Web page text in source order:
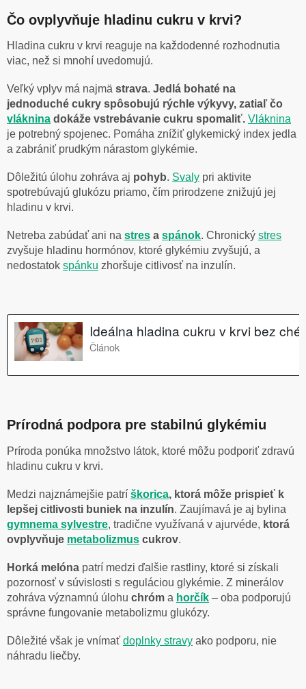
Čo ovplyvňuje hladinu cukru v krvi?
Hladina cukru v krvi reaguje na každodenné rozhodnutia
viac, než si mnohí uvedomujú.
Veľký vplyv má najmä strava. Jedlá bohaté na
jednoduché cukry spôsobujú rýchle výkyvy, zatiaľ čo
vláknina dokáže vstrebávanie cukru spomaliť. Vláknina
je potrebný spojenec. Pomáha znížiť glykemický index jedla
a zabrániť prudkým nárastom glykémie.
Dôležitú úlohu zohráva aj pohyb. Svaly pri aktivite
spotrebúvajú glukózu priamo, čím prirodzene znižujú jej
hladinu v krvi.
Netreba zabúdať ani na stres a spánok. Chronický stres
zvyšuje hladinu hormónov, ktoré glykémiu zvyšujú, a
nedostatok spánku zhoršuje citlivosť na inzulín.
Prírodná podpora pre stabilnú glykémiu
Príroda ponúka množstvo látok, ktoré môžu podporiť zdravú
hladinu cukru v krvi.
Medzi najznámejšie patrí škorica, ktorá môže prispieť k
lepšej citlivosti buniek na inzulín. Zaujímavá je aj bylina
gymnema sylvestre, tradične využívaná v ajurvéde, ktorá
ovplyvňuje metabolizmus cukrov.
Horká melóna patrí medzi ďalšie rastliny, ktoré si získali
pozornosť v súvislosti s reguláciou glykémie. Z minerálov
zohráva významnú úlohu chróm a horčík – oba podporujú
správne fungovanie metabolizmu glukózy.
Dôležité však je vnímať doplnky stravy ako podporu, nie
náhradu liečby.